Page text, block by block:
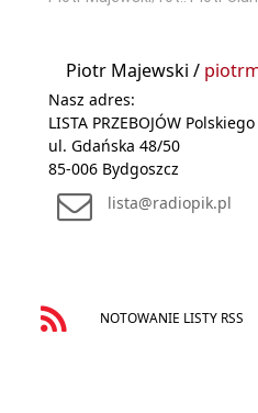
Piotr Majewski /
Nasz adres:
LISTA PRZEBOJÓW
ul. Gdańska 48/50
85-006 Bydgoszcz
lista@radiopik.pl
NOTOWANIE LISTY RSS